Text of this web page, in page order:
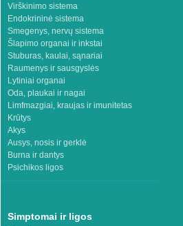
Virškinimo sistema
Endokrininė sistema
Smegenys, nervų sistema
Šlapimo organai ir inkstai
Stuburas, kaulai, sąnariai
Raumenys ir sausgyslės
Lytiniai organai
Oda, plaukai ir nagai
Limfmazgiai, kraujas ir imunitetas
Krūtys
Akys
Ausys, nosis ir gerklė
Burna ir dantys
Psichikos ligos
Simptomai ir ligos